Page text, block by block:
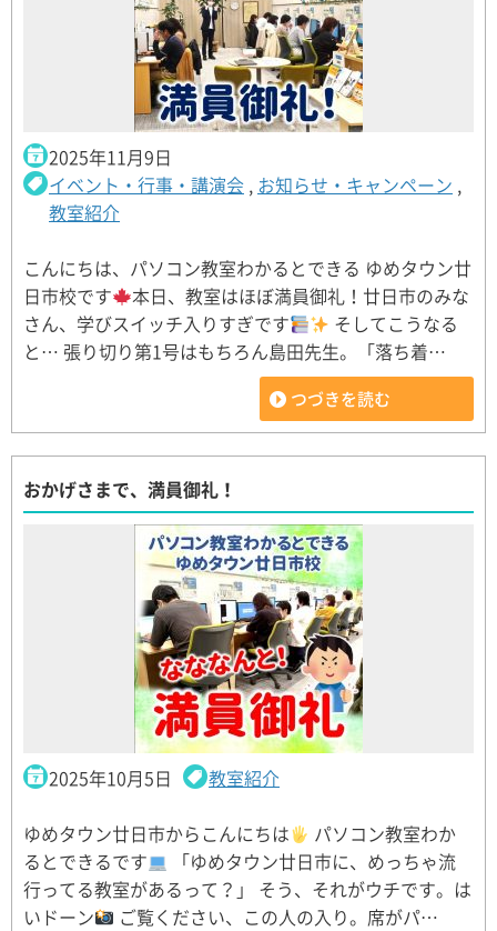
2025年11月9日
イベント・行事・講演会 , お知らせ・キャンペーン ,
教室紹介
こんにちは、パソコン教室わかるとできる ゆめタウン廿
日市校です
本日、教室はほぼ満員御礼！廿日市のみな
さん、学びスイッチ入りすぎです
そしてこうなる
と… 張り切り第1号はもちろん島田先生。「落ち着…
つづきを読む
おかげさまで、満員御礼！
2025年10月5日 教室紹介
ゆめタウン廿日市からこんにちは
パソコン教室わか
るとできるです
「ゆめタウン廿日市に、めっちゃ流
行ってる教室があるって？」 そう、それがウチです。は
いドーン
ご覧ください、この人の入り。席がパ…